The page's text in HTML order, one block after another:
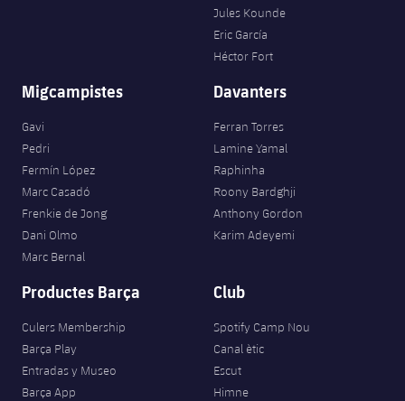
Jules Kounde
Eric García
Héctor Fort
Migcampistes
Gavi
Pedri
Fermín López
Marc Casadó
Frenkie de Jong
Dani Olmo
Marc Bernal
Davanters
Ferran Torres
Lamine Yamal
Raphinha
Roony Bardghji
Anthony Gordon
Karim Adeyemi
Productes Barça
Culers Membership
Barça Play
Entradas y Museo
Barça App
Club
Spotify Camp Nou
Canal ètic
Escut
Himne